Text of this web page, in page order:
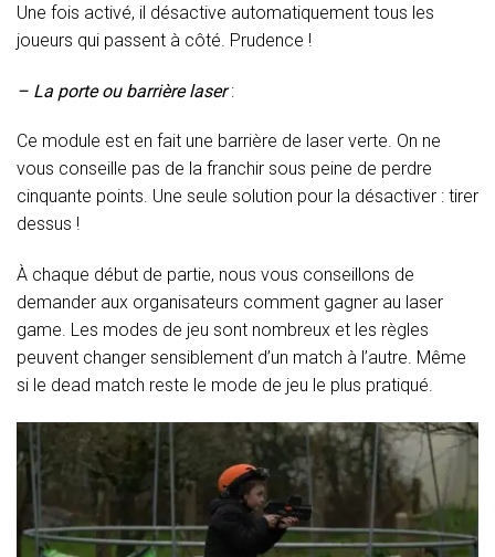
Une fois activé, il désactive automatiquement tous les
joueurs qui passent à côté. Prudence !
– La porte ou barrière laser:
Ce module est en fait une barrière de laser verte. On ne
vous conseille pas de la franchir sous peine de perdre
cinquante points. Une seule solution pour la désactiver : tirer
dessus !
À chaque début de partie, nous vous conseillons de
demander aux organisateurs comment gagner au laser
game. Les modes de jeu sont nombreux et les règles
peuvent changer sensiblement d’un match à l’autre. Même
si le dead match reste le mode de jeu le plus pratiqué.